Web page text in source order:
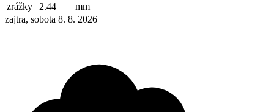
zrážky
2.44
mm
zajtra, sobota 8. 8. 2026